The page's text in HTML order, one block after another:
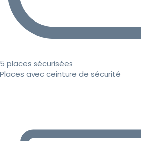
5 places sécurisées
Places avec ceinture de sécurité